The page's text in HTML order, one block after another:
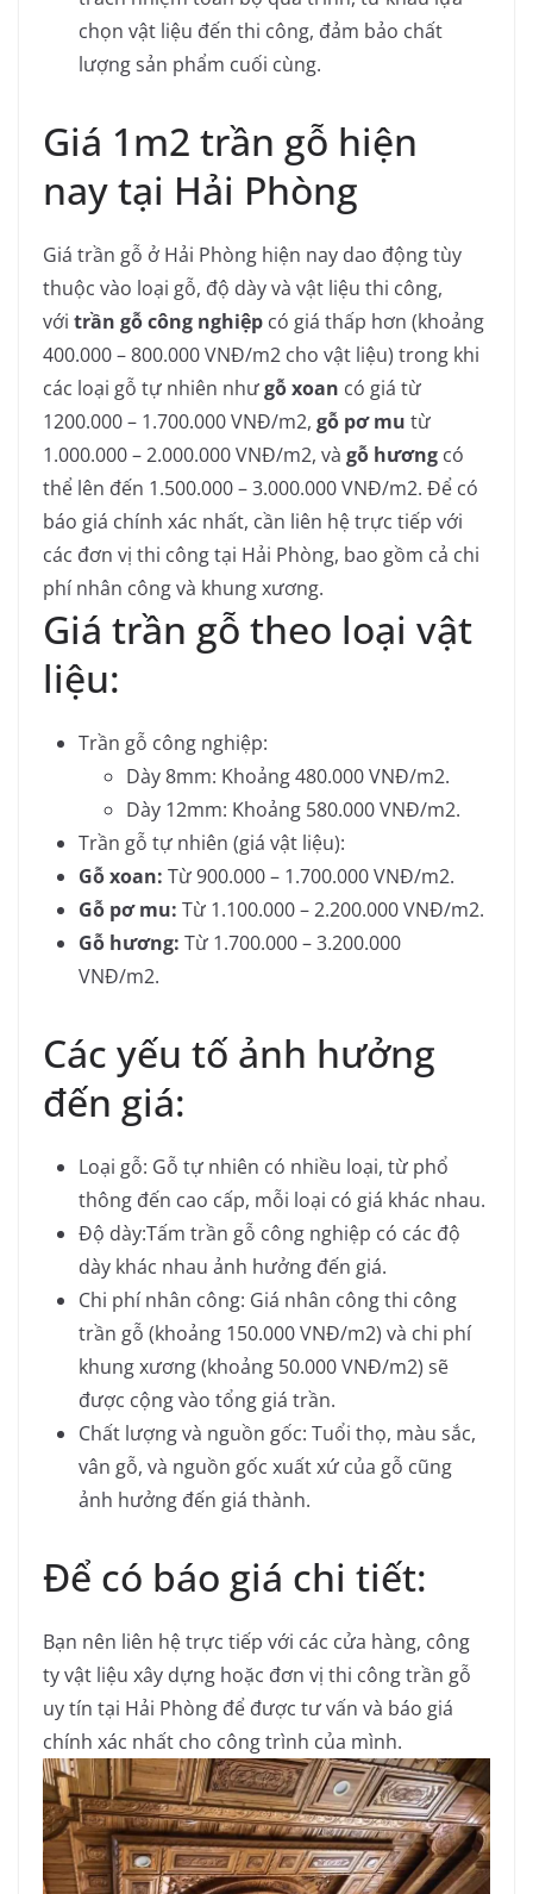
chọn vật liệu đến thi công, đảm bảo chất
lượng sản phẩm cuối cùng.
Giá 1m2 trần gỗ hiện
nay tại Hải Phòng
Giá trần gỗ ở Hải Phòng hiện nay dao động tùy
thuộc vào loại gỗ, độ dày và vật liệu thi công,
với trần gỗ công nghiệp có giá thấp hơn (khoảng
400.000 – 800.000 VNĐ/m2 cho vật liệu) trong khi
các loại gỗ tự nhiên nhưgỗ xoan có giá từ
1200.000 – 1.700.000 VNĐ/m2, gỗ pơ mu từ
1.000.000 – 2.000.000 VNĐ/m2, và gỗ hương có
thể lên đến 1.500.000 – 3.000.000 VNĐ/m2. Để có
báo giá chính xác nhất, cần liên hệ trực tiếp với
các đơn vị thi công tại Hải Phòng, bao gồm cả chi
phí nhân công và khung xương.
Giá trần gỗ theo loại vật
liệu:
Trần gỗ công nghiệp:
Dày 8mm: Khoảng 480.000 VNĐ/m2.
Dày 12mm: Khoảng 580.000 VNĐ/m2.
Trần gỗ tự nhiên (giá vật liệu):
Gỗ xoan: Từ 900.000 – 1.700.000 VNĐ/m2.
Gỗ pơ mu: Từ 1.100.000 – 2.200.000 VNĐ/m2.
Gỗ hương: Từ 1.700.000 – 3.200.000
VNĐ/m2.
Các yếu tố ảnh hưởng
đến giá:
Loại gỗ: Gỗ tự nhiên có nhiều loại, từ phổ
thông đến cao cấp, mỗi loại có giá khác nhau.
Độ dày:Tấm trần gỗ công nghiệp có các độ
dày khác nhau ảnh hưởng đến giá.
Chi phí nhân công: Giá nhân công thi công
trần gỗ (khoảng 150.000 VNĐ/m2) và chi phí
khung xương (khoảng 50.000 VNĐ/m2) sẽ
được cộng vào tổng giá trần.
Chất lượng và nguồn gốc: Tuổi thọ, màu sắc,
vân gỗ, và nguồn gốc xuất xứ của gỗ cũng
ảnh hưởng đến giá thành.
Để có báo giá chi tiết:
Bạn nên liên hệ trực tiếp với các cửa hàng, công
ty vật liệu xây dựng hoặc đơn vị thi công trần gỗ
uy tín tại Hải Phòng để được tư vấn và báo giá
chính xác nhất cho công trình của mình.